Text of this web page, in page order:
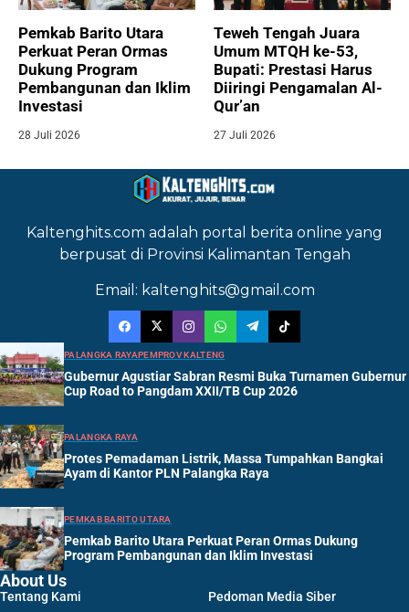
Pemkab Barito Utara
Perkuat Peran Ormas
Dukung Program
Pembangunan dan Iklim
Investasi
28 Juli 2026
Teweh Tengah Juara
Umum MTQH ke-53,
Bupati: Prestasi Harus
Diiringi Pengamalan Al-
Qur’an
27 Juli 2026
Kaltenghits.com adalah portal berita online yang
berpusat di Provinsi Kalimantan Tengah
Email: kaltenghits@gmail.com
PALANGKA RAYAPEMPROV KALTENG
Gubernur Agustiar Sabran Resmi Buka Turnamen Gubernur
Cup Road to Pangdam XXII/TB Cup 2026
PALANGKA RAYA
Protes Pemadaman Listrik, Massa Tumpahkan Bangkai
Ayam di Kantor PLN Palangka Raya
PEMKAB BARITO UTARA
Pemkab Barito Utara Perkuat Peran Ormas Dukung
Program Pembangunan dan Iklim Investasi
About Us
Tentang Kami Pedoman Media Siber